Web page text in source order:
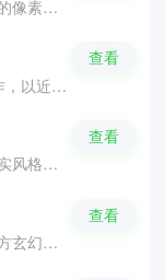
屠夫躲猫猫游戏是一款独具创意的像素风非对称对抗手游，玩家可以自由的选择化身追捕者的屠夫或隐匿求生的人类，在紧凑的房间场景中展开智力与反应的激烈博弈。游戏中作为人类需巧妙利用床底、箱柜和窗帘等环境道具隐蔽身形伺机周旋，而屠夫则要凭借观察力与策略逐一识破藏匿点，率先达成目标者就可获胜。
正当防卫4游戏是该系列最新续作，以近未来科幻战争为背景，打造沉浸式的开放世界射击体验，而且游戏专为安卓平台深度优化，地图更辽阔、武器更丰富和剧情更紧凑。游戏中的动态天气系统真实模拟龙卷风与暴雪等极端环境，结合流畅的第三人称动作、资源收集与自由探索玩法，让玩家在广阔世界中展开高自由度战斗与战略冒险。
查看
燕云十六声官方正版是以硬核写实风格打破当下武侠游戏千篇一律的俊美网红审美，构建出雨雾弥漫和苍凉肃杀的燕云乱世的游戏。燕云十六声游戏结合了开放世界探索、骑马狩猎、野外战斗与多地形冒险，同时还有职业武器自选与单人多人无缝共存的创新模式，用克制沉浸的叙事重塑武侠精神内核。
查看
千年之旅官方版是一款结合了东方玄幻与二次元美学的开放世界冒险养成游戏，玩家将化身穿越千年的旅者，探索古文明遗迹、解开时空谜题，在奇幻异大陆上结识各具魅力的美少女伙伴。千年之旅游戏中可以通过策略搭配与深度养成组建专属队伍，体验到热血格斗与沉浸剧情交织的史诗旅程。
查看